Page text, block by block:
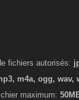
fichiers autorisés:
m4a, ogg, wav,
maximum: